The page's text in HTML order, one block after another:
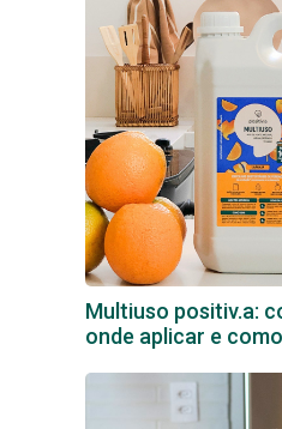
Multiuso positiv.a:
onde aplicar e